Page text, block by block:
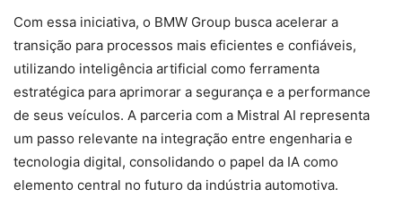
Com essa iniciativa, o BMW Group busca acelerar a
transição para processos mais eficientes e confiáveis,
utilizando inteligência artificial como ferramenta
estratégica para aprimorar a segurança e a performance
de seus veículos. A parceria com a Mistral AI representa
um passo relevante na integração entre engenharia e
tecnologia digital, consolidando o papel da IA como
elemento central no futuro da indústria automotiva.